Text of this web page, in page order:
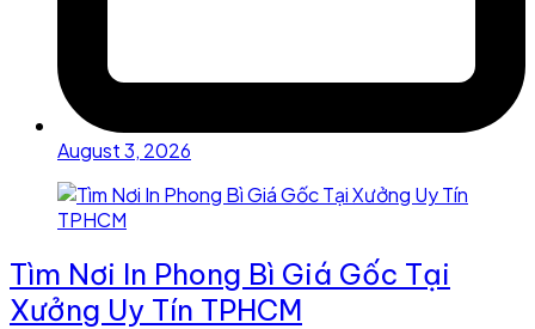
August 3, 2026
Tìm Nơi In Phong Bì Giá Gốc Tại
Xưởng Uy Tín TPHCM